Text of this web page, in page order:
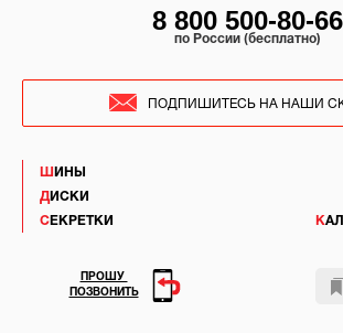
ШИНЫ
ДИСКИ
СЕКРЕТКИ
8 800 500-80-66
по России (бесплатно)
ПОДПИШИТЕСЬ НА НАШИ
ПРОШУ
ПОЗВОНИТЬ